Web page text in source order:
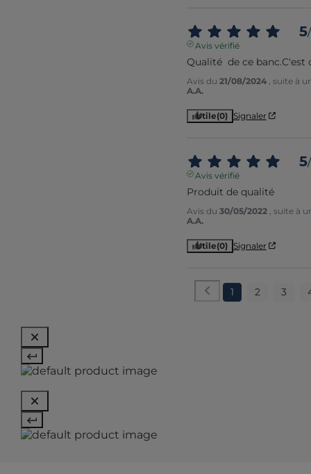
5/
Avis vérifié
Qualité  de ce banc.C'est
Avis du 21/08/2024
, suite à
A.A.
Utile(0) Signaler
5/
Avis vérifié
Produit de qualité
Avis du 30/05/2022
, suite à
A.A.
Utile(0) Signaler
1 2 3